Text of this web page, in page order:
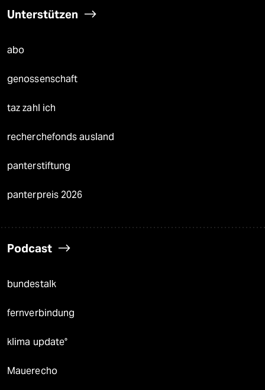
Unterstützen
abo
genossenschaft
taz zahl ich
recherchefonds ausland
panterstiftung
panterpreis 2026
Podcast
bundestalk
fernverbindung
klima update°
Mauerecho